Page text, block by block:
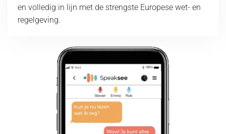
en volledig in lijn met de strengste Europese wet- en
regelgeving.